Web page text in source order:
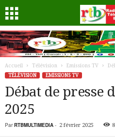
Accueil Télévision Emissions TV
TÉLÉVISION
EMISSIONS TV
Débat de presse
2025
Par RTBMULTIMEDIA - 2 février 2025